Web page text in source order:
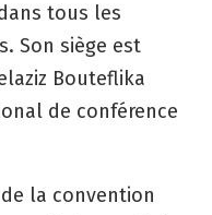
tous les
Son siège est
Bouteflika
de conférence
la convention